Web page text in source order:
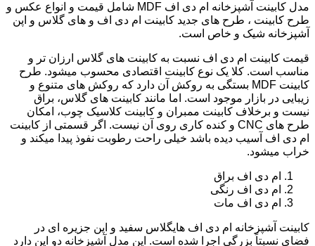
مدل کابینت آشپزخانه ام دی اف MDF شامل قیمت و انواع عکس و
طرح کابینت ، طرح های جدید کابینت ام دی اف و های گلاس و اپن
آشپزخانه شیک و خاص است.
قیمت کابینت ام دی اف نسبت به کابینت های گلاس ارزان تر و
مناسب است. کلا یک نوع کابینت اقتصادی محسوب میشود. طرح
کابینت MDF بستگی به روکش آن دارد که روکش های متنوع و
زیبایی در بازار موجود است. اما مانند کابینت های گلاس، براق
نیست و برخلاف کابینت ممبران و کابینت کلاسیک چوب، امکان
طرح های CNC و کنده کاری روی آن نیست. اگر قسمتی از کابینت
ام دی اف آسیب دیده باشد خیلی راحت رطوبت نفوذ پیدا میکند و
خراب میشود.
ام دی اف براق
ام دی اف رنگی
ام دی اف مات
کابینت آشپزخانه ام دی اف هایگلاس سفید و اپن جزیره ای در
فضای نسبتاً بزرگی اجرا شده است. این مدل آشپزخانه دو اپن دارد